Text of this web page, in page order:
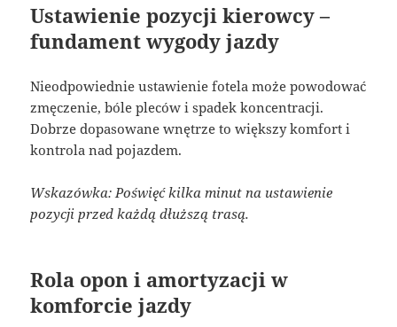
Ustawienie pozycji kierowcy –
fundament wygody jazdy
Nieodpowiednie ustawienie fotela może powodować
zmęczenie, bóle pleców i spadek koncentracji.
Dobrze dopasowane wnętrze to większy komfort i
kontrola nad pojazdem.
Wskazówka: Poświęć kilka minut na ustawienie
pozycji przed każdą dłuższą trasą.
Rola opon i amortyzacji w
komforcie jazdy